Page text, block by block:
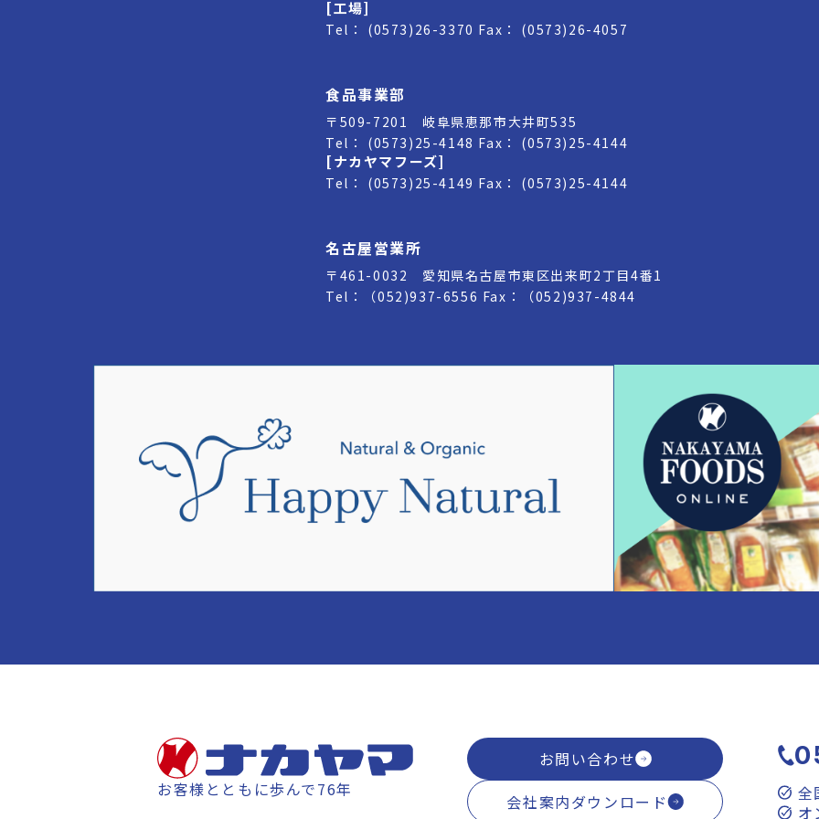
[工場]
Tel： (0573)26-3370 Fax： (0573)26-4057
食品事業部
〒509-7201 岐阜県恵那市大井町535
Tel： (0573)25-4148 Fax： (0573)25-4144
[ナカヤマフーズ]
Tel： (0573)25-4149 Fax： (0573)25-4144
名古屋営業所
〒461-0032 愛知県名古屋市東区出来町2丁目4番1
Tel：（052)937-6556 Fax：（052)937-4844
お客様とともに歩んで76年
お問い合わせ
会社案内ダウンロード
全
オ